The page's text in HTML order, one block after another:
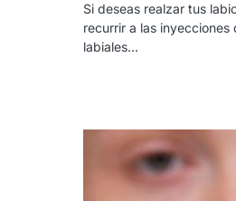
Si deseas realzar tus
recurrir a las inyecciones
labiales…